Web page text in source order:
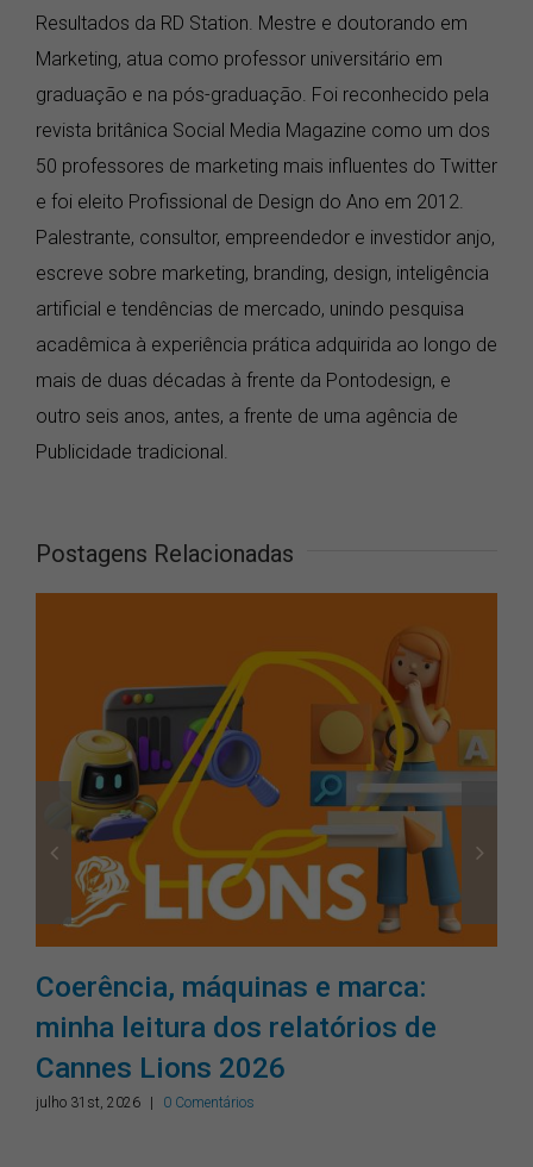
Resultados da RD Station. Mestre e doutorando em
Marketing, atua como professor universitário em
graduação e na pós-graduação. Foi reconhecido pela
revista britânica Social Media Magazine como um dos
50 professores de marketing mais influentes do Twitter
e foi eleito Profissional de Design do Ano em 2012.
Palestrante, consultor, empreendedor e investidor anjo,
escreve sobre marketing, branding, design, inteligência
artificial e tendências de mercado, unindo pesquisa
acadêmica à experiência prática adquirida ao longo de
mais de duas décadas à frente da Pontodesign, e
outro seis anos, antes, a frente de uma agência de
Publicidade tradicional.
Postagens Relacionadas
Coerência, máquinas e marca:
minha leitura dos relatórios de
Cannes Lions 2026
julho 31st, 2026 0 Comentários